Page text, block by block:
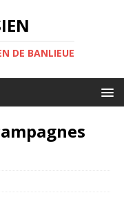
DE BANLIEUE